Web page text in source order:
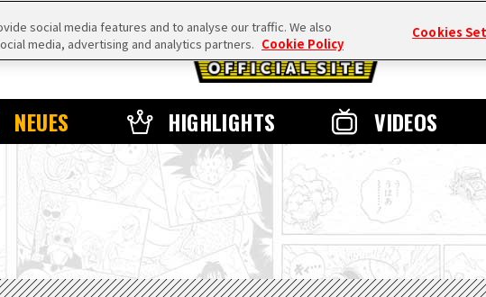
NEUES HIGHLIGHTS VIDEOS
social media features and to analyse our traffic. We also
media, advertising and analytics partners. Cookie Policy
Cookies